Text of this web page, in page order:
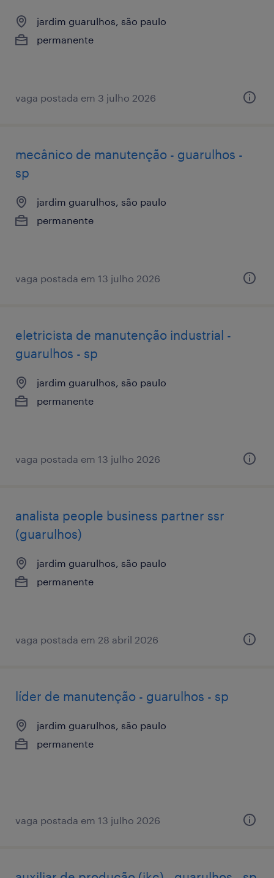
jardim guarulhos, são paulo
permanente
vaga postada em 3 julho 2026
mecânico de manutenção - guarulhos -
sp
jardim guarulhos, são paulo
permanente
vaga postada em 13 julho 2026
eletricista de manutenção industrial -
guarulhos - sp
jardim guarulhos, são paulo
permanente
vaga postada em 13 julho 2026
analista ​people ​business ​partner ssr
(guarulhos)
jardim guarulhos, são paulo
permanente
vaga postada em 28 abril 2026
líder de manutenção - guarulhos - sp
jardim guarulhos, são paulo
permanente
vaga postada em 13 julho 2026